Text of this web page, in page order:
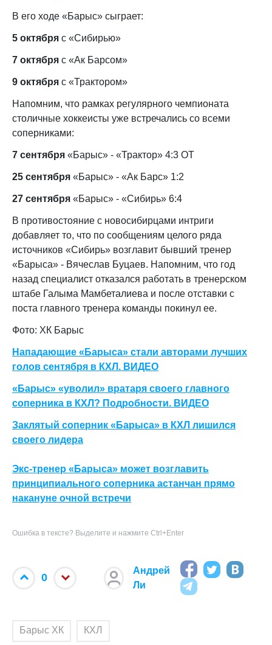
В его ходе «Барыс» сыграет:
5 октября с «Сибирью»
7 октября с «Ак Барсом»
9 октября с «Трактором»
Напомним, что рамках регулярного чемпионата
столичные хоккеисты уже встречались со всеми
соперниками:
7 сентября «Барыс» - «Трактор» 4:3 ОТ
25 сентября «Барыс» - «Ак Барс» 1:2
27 сентября «Барыс» - «Сибирь» 6:4
В противостояние с новосибирцами интриги
добавляет то, что по сообщениям целого ряда
источников «Сибирь» возглавит бывший тренер
«Барыса» - Вячеслав Буцаев. Напомним, что год
назад специалист отказался работать в тренерском
штабе Галыма Мамбеталиева и после отставки с
поста главного тренера команды покинул ее.
Фото: ХК Барыс
Нападающие «Барыса» стали авторами лучших
голов сентября в КХЛ. ВИДЕО
«Барыс» «уволил» вратаря своего главного
соперника в КХЛ? Подробности. ВИДЕО
Заклятый соперник «Барыса» в КХЛ лишился
своего лидера
Экс-тренер «Барыса» может возглавить
принципиального соперника астанчан прямо
накануне очной встречи
Ошибка в тексте? Выделите и нажмите Ctrl+Enter
0
Андрей
Ли
Барыс ХК КХЛ